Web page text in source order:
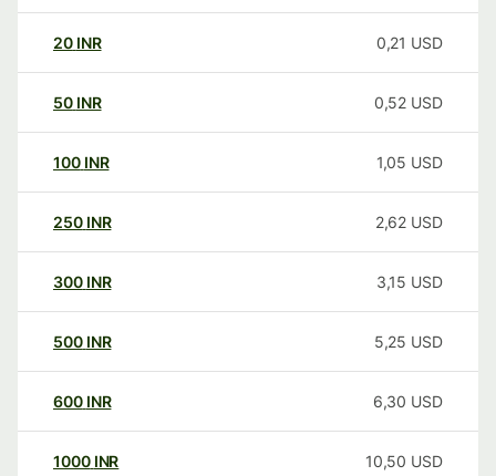
20 INR 0,21 USD
50 INR 0,52 USD
100 INR 1,05 USD
250 INR 2,62 USD
300 INR 3,15 USD
500 INR 5,25 USD
600 INR 6,30 USD
1000 INR 10,50 USD